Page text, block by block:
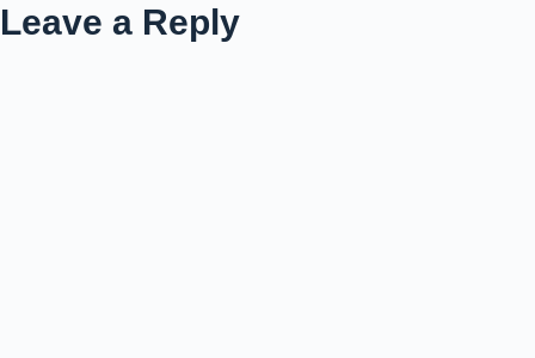
Leave a Reply